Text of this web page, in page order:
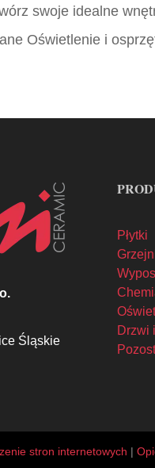
swoje idealne
Oświetlenie i
Śląskie
Płytki
Drzwi
stron internetowych |